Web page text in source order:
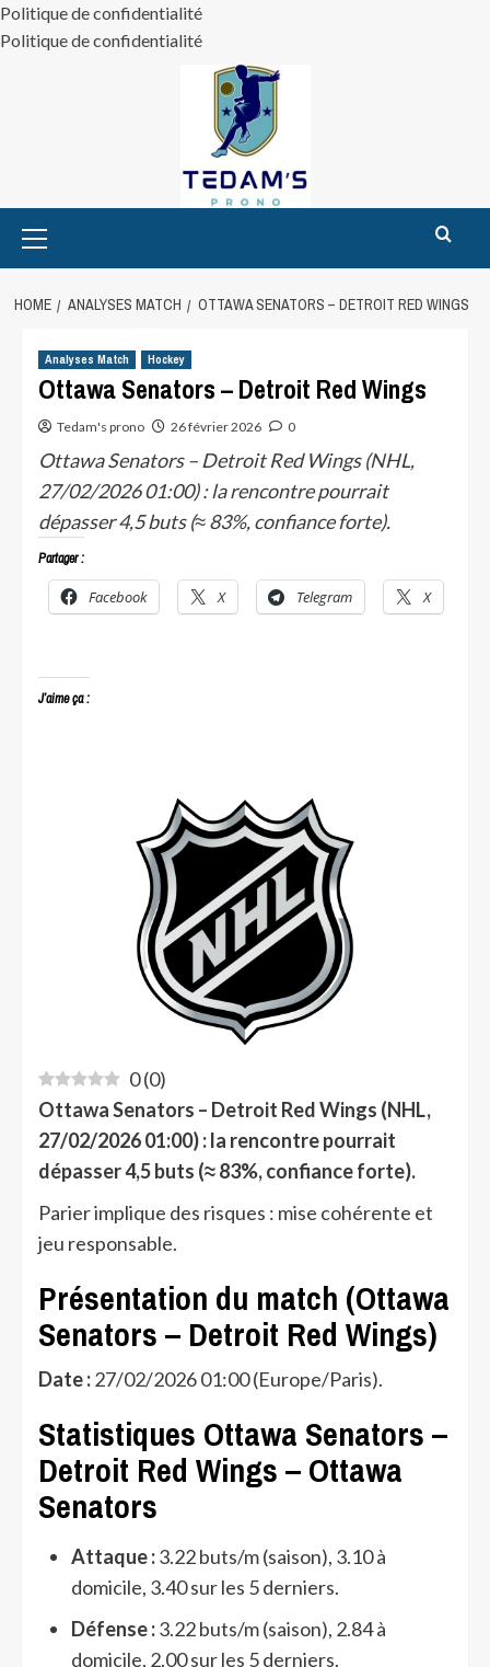
Politique de confidentialité
Politique de confidentialité
Menu
HOME ANALYSES MATCH OTTAWA SENATORS – DETROIT RED WINGS
Analyses Match Hockey
Ottawa Senators – Detroit Red Wings
Tedam's prono 26 février 2026 0
Ottawa Senators – Detroit Red Wings (NHL,
27/02/2026 01:00) : la rencontre pourrait
dépasser 4,5 buts (≈ 83%, confiance forte).
Partager :
Facebook X Telegram X
J’aime ça :
0(0)
Ottawa Senators – Detroit Red Wings (NHL,
27/02/2026 01:00) : la rencontre pourrait
dépasser 4,5 buts (≈ 83%, confiance forte).
Parier implique des risques : mise cohérente et
jeu responsable.
Présentation du match (Ottawa
Senators – Detroit Red Wings)
Date :27/02/2026 01:00 (Europe/Paris).
Statistiques Ottawa Senators –
Detroit Red Wings – Ottawa
Senators
Attaque :3.22 buts/m (saison), 3.10 à
domicile, 3.40 sur les 5 derniers.
Défense :3.22 buts/m (saison), 2.84 à
domicile, 2.00 sur les 5 derniers.